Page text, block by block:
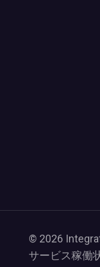
© 2026
サービス稼働